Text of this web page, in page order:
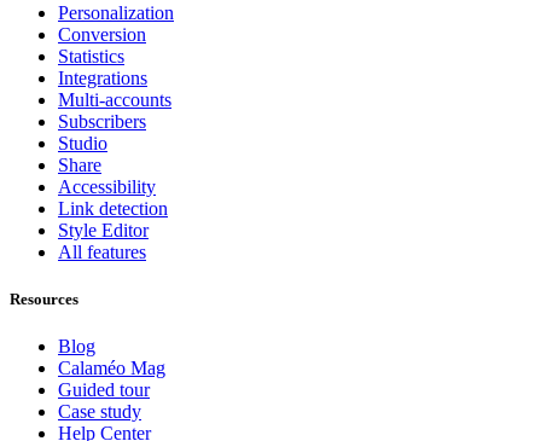
Personalization
Conversion
Statistics
Integrations
Multi-accounts
Subscribers
Studio
Share
Accessibility
Link detection
Style Editor
All features
Resources
Blog
Calaméo Mag
Guided tour
Case study
Help Center